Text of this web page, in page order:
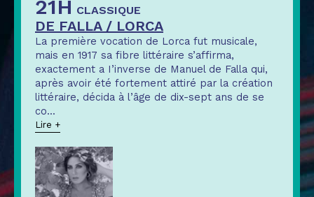
21H CLASSIQUE
DE FALLA / LORCA
La première vocation de Lorca fut musicale,
mais en 1917 sa fibre littéraire s’affirma,
exactement a I’inverse de Manuel de Falla qui,
après avoir été fortement attiré par la création
littéraire, décida à l’âge de dix-sept ans de se
co...
Lire +